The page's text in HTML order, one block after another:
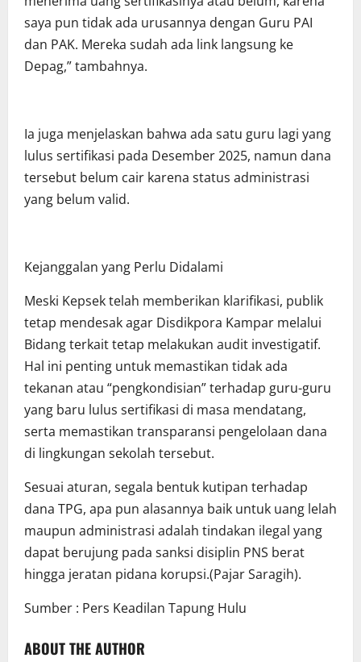
saya pun tidak ada urusannya dengan Guru PAI
dan PAK. Mereka sudah ada link langsung ke
Depag,” tambahnya.
Ia juga menjelaskan bahwa ada satu guru lagi yang
lulus sertifikasi pada Desember 2025, namun dana
tersebut belum cair karena status administrasi
yang belum valid.
Kejanggalan yang Perlu Didalami
Meski Kepsek telah memberikan klarifikasi, publik
tetap mendesak agar Disdikpora Kampar melalui
Bidang terkait tetap melakukan audit investigatif.
Hal ini penting untuk memastikan tidak ada
tekanan atau “pengkondisian” terhadap guru-guru
yang baru lulus sertifikasi di masa mendatang,
serta memastikan transparansi pengelolaan dana
di lingkungan sekolah tersebut.
Sesuai aturan, segala bentuk kutipan terhadap
dana TPG, apa pun alasannya baik untuk uang lelah
maupun administrasi adalah tindakan ilegal yang
dapat berujung pada sanksi disiplin PNS berat
hingga jeratan pidana korupsi.(Pajar Saragih).
Sumber : Pers Keadilan Tapung Hulu
ABOUT THE AUTHOR